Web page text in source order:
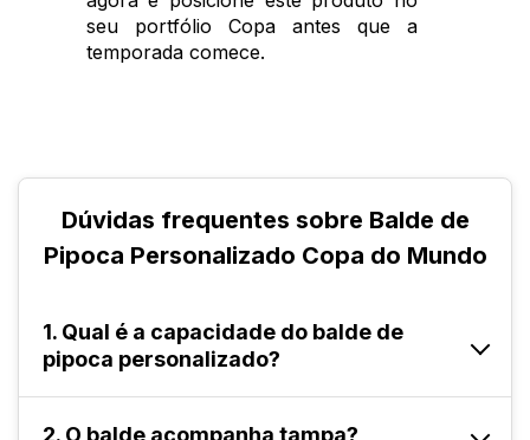
seu portfólio Copa antes que a
temporada comece.
Dúvidas frequentes sobre Balde de
Pipoca Personalizado Copa do Mundo
1. Qual é a capacidade do balde de
pipoca personalizado?
O balde de pipoca Copa do Mundo
2. O balde acompanha tampa?